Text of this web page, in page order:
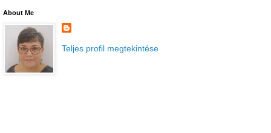
About Me
Teljes profil megtekintése